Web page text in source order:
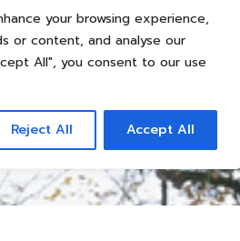
your browsing experience,
or content, and analyse our
All", you consent to our use
Reject All Accept All